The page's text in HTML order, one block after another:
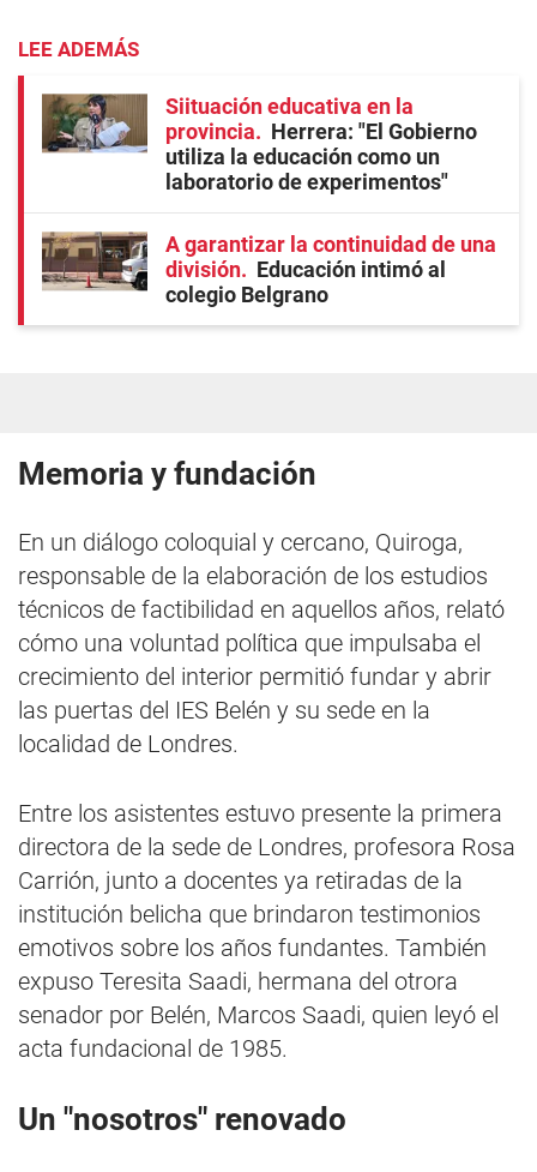
LEE ADEMÁS
Siituación educativa en la
provincia
Herrera: "El Gobierno
utiliza la educación como un
laboratorio de experimentos"
A garantizar la continuidad de una
división
Educación intimó al
colegio Belgrano
Memoria y fundación
En un diálogo coloquial y cercano, Quiroga,
responsable de la elaboración de los estudios
técnicos de factibilidad en aquellos años, relató
cómo una voluntad política que impulsaba el
crecimiento del interior permitió fundar y abrir
las puertas del IES Belén y su sede en la
localidad de Londres.
Entre los asistentes estuvo presente la primera
directora de la sede de Londres, profesora Rosa
Carrión, junto a docentes ya retiradas de la
institución belicha que brindaron testimonios
emotivos sobre los años fundantes. También
expuso Teresita Saadi, hermana del otrora
senador por Belén, Marcos Saadi, quien leyó el
acta fundacional de 1985.
Un "nosotros" renovado